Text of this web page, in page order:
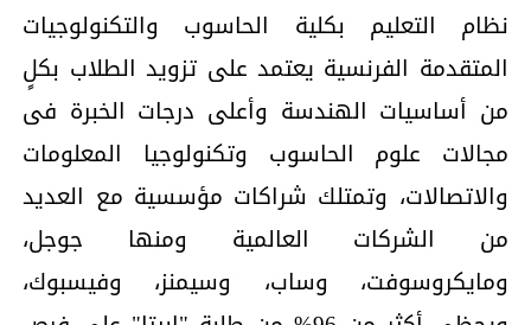
نظام التعليم بكلية الحاسوب والتكنولوجيات
المتقدمة الفرنسية يعتمد على تزويد الطلاب بكلٍ
من أساسيات الهندسة وأعلى درجات الخبرة فى
مجالات علوم الحاسوب وتكنولوجيا المعلومات
والاتصالات، وتمتلك شراكات مؤسسية مع العديد
من الشركات العالمية ومنها جوجل،
ومايكروسوفت، وساب، وسيمنز، وفيسبوك،